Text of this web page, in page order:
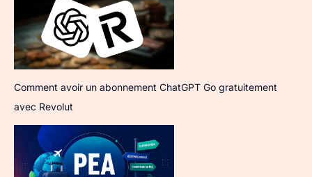
Comment avoir un abonnement ChatGPT Go gratuitement
avec Revolut